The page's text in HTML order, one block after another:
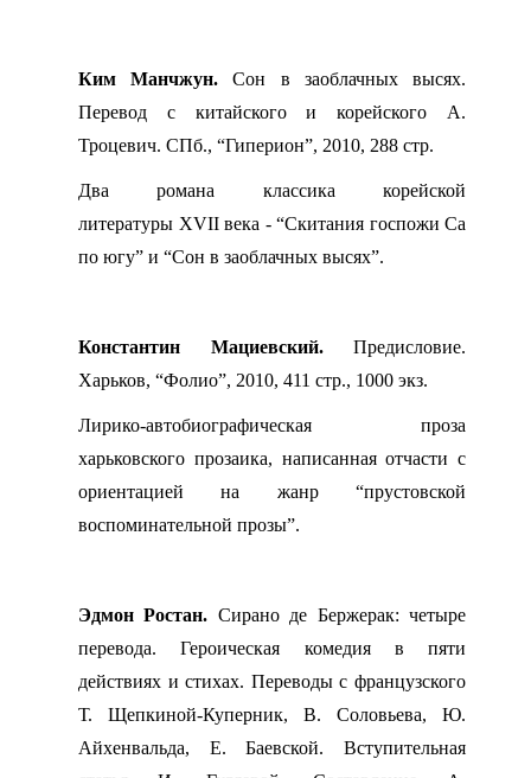
Ким Манчжун. Сон в заоблачных высях.
Перевод с китайского и корейского А.
Троцевич. СПб., “Гиперион”, 2010, 288 стр.
Два романа классика корейской
литературы XVIIвека - “Скитания госпожи Са
по югу” и “Сон в заоблачных высях”.
Константин Мациевский. Предисловие.
Харьков, “Фолио”, 2010, 411 стр., 1000 экз.
Лирико-автобиографическая проза
харьковского прозаика, написанная отчасти с
ориентацией на жанр “прустовской
воспоминательной прозы”.
Эдмон Ростан. Сирано де Бержерак: четыре
перевода. Героическая комедия в пяти
действиях и стихах. Переводы с французского
Т. Щепкиной-Куперник, В. Соловьева, Ю.
Айхенвальда, Е. Баевской. Вступительная